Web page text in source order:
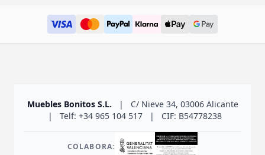
Muebles Bonitos S.L. |
C/ Nieve 34, 03006 Alicante
|
Telf: +34 965 104 517 | CIF: B54778238
COLABORA: